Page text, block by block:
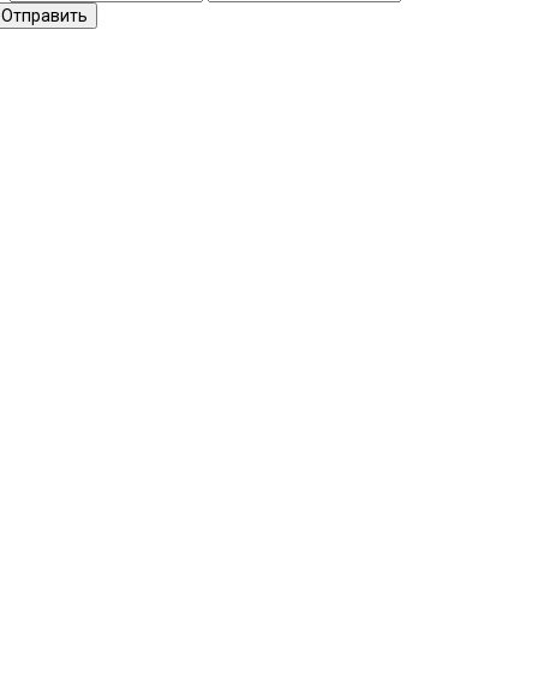
Отправить